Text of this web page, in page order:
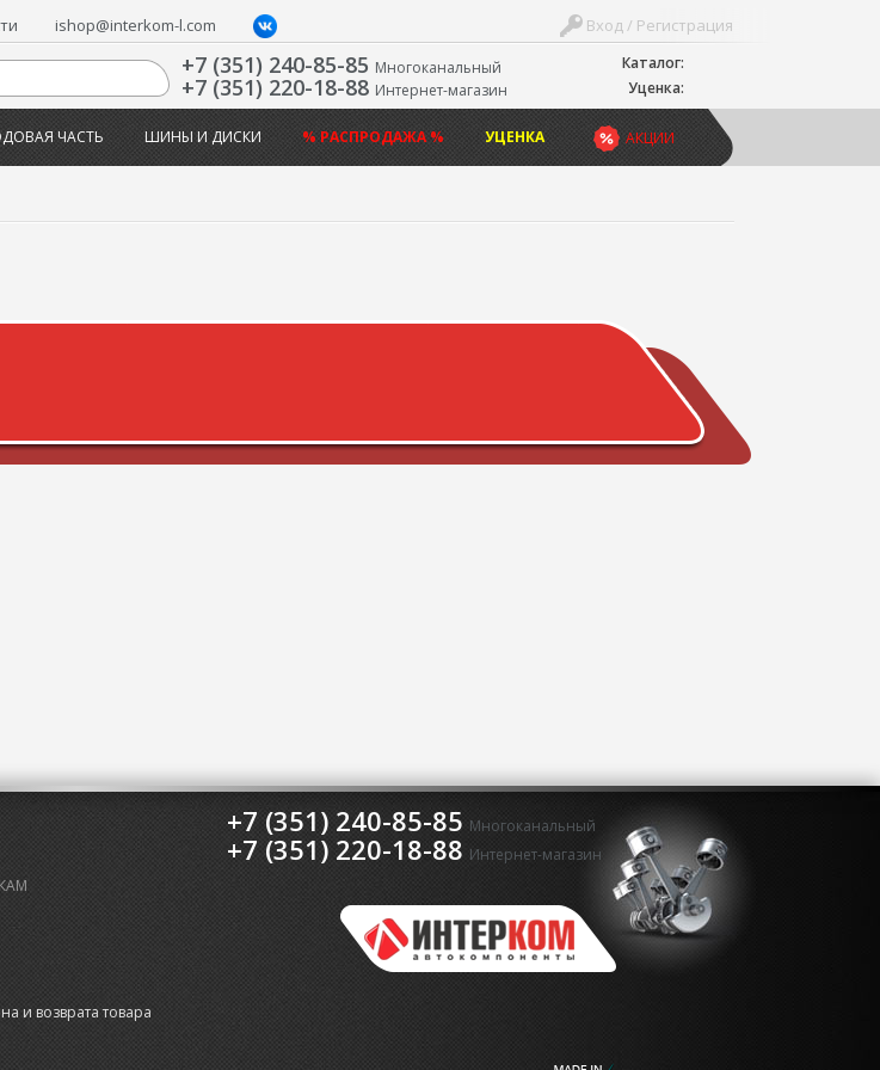
Каталог:
Уценка:
Вход / Регистрация
ishop@interkom-l.com
+7 (351) 240-85-85 Многоканальный
+7 (351) 220-18-88 Интернет-магазин
АКЦИИ
ЧАСТЬ ШИНЫ И ДИСКИ % РАСПРОДАЖА % УЦЕНКА
+7 (351) 240-85-85 Многоканальный
+7 (351) 220-18-88 Интернет-магазин
и возврата товара